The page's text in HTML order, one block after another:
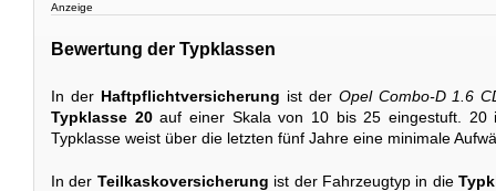
Anzeige
Bewertung der Typklassen
In der Haftpflichtversicherung ist der Opel Combo-D 1.6
Typklasse 20auf einer Skala von 10 bis 25 eingestuft.
Typklasse weist über die letzten fünf Jahre eine minimale
In der Teilkaskoversicherung ist der Fahrzeugtyp in die